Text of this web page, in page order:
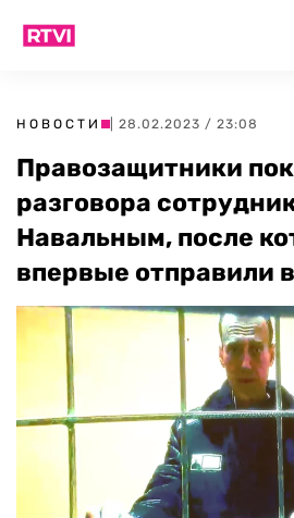
НОВОСТИ | 28.02.2023 / 23:08
Правозащитники
разговора
Навальным, после
впервые отправили